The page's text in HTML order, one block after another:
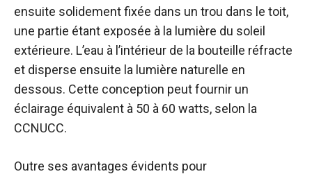
ensuite solidement fixée dans un trou dans le toit,
une partie étant exposée à la lumière du soleil
extérieure. L’eau à l’intérieur de la bouteille réfracte
et disperse ensuite la lumière naturelle en
dessous. Cette conception peut fournir un
éclairage équivalent à 50 à 60 watts, selon la
CCNUCC.
Outre ses avantages évidents pour